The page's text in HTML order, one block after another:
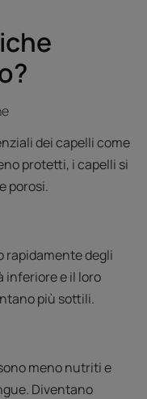
dei capelli come
protetti, i capelli si
porosi.
rapidamente degli
inferiore e il loro
più sottili.
meno nutriti e
Diventano